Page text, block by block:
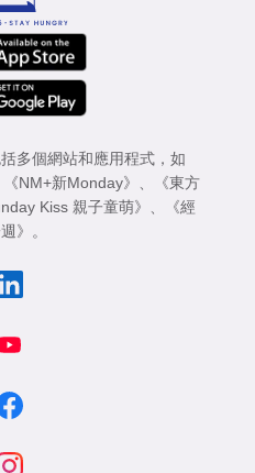
多個網站和應用程式，如
《NM+新Monday》
《東方
Kiss 親子童萌》
《經
》
。